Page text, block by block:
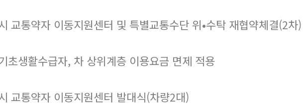
교통약자 이동지원센터 및 특별교통수단 위•수탁 재협약체결(2차)
초생활수급자, 차 상위계층 이용요금 면제 적용
교통약자 이동지원센터 발대식(차량2대)